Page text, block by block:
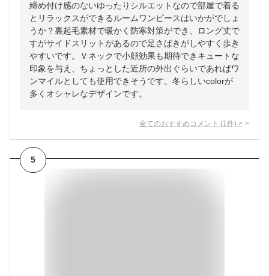
締め付け感のないゆったりシルエットなので部屋で着る
とリラックスができるルームワンピースはいかがでしょ
うか？裏起毛素材で暖かく防寒対策ができ、ロング丈で
すがサイドスリットがあるので足さばきがしやすく歩き
やすいです。Ｖネックで小顔効果も期待できキュートな
印象を与え、ちょっとした近所の外出ぐらいであればワ
ンマイルとしても使用できそうです。冬らしいcolorが
多くオシャレなデザインです。
全てのおすすめコメント (1 件) >
5